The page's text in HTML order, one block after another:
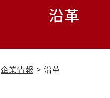
沿革
企業情報 沿革